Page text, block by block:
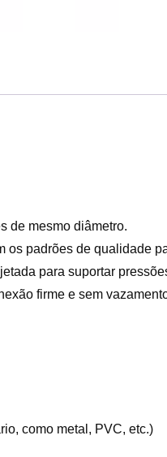
de mesmo diâmetro.
os padrões de qualidade
para suportar
firme e sem
como metal, PVC, etc.)